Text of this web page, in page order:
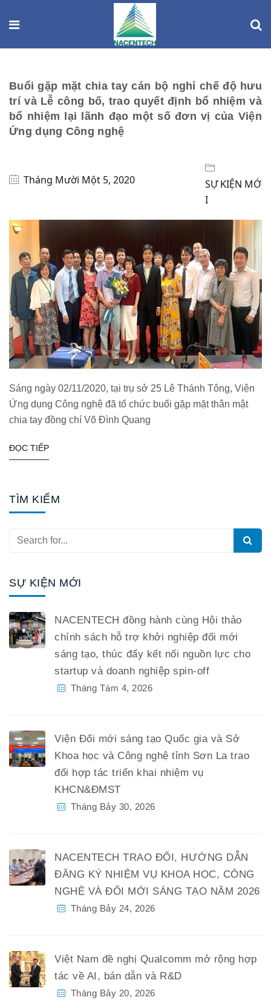
Buổi gặp mặt chia tay cán bộ nghỉ chế độ hưu
trí và Lễ công bố, trao quyết định bổ nhiệm và
bổ nhiệm lại lãnh đạo một số đơn vị của Viện
Ứng dụng Công nghệ
Tháng Mười Một 5, 2020
SỰ KIỆN MỚ
I
Sáng ngày 02/11/2020, tại trụ sở 25 Lê Thánh Tông, Viện
Ứng dụng Công nghệ đã tổ chức buổi gặp mặt thân mật
chia tay đồng chí Võ Đình Quang
ĐỌC TIẾP
TÌM KIẾM
SỰ KIỆN MỚI
NACENTECH đồng hành cùng Hội thảo
chính sách hỗ trợ khởi nghiệp đổi mới
sáng tạo, thúc đẩy kết nối nguồn lực cho
startup và doanh nghiệp spin-off
Tháng Tám 4, 2026
Viện Đổi mới sáng tạo Quốc gia và Sở
Khoa học và Công nghệ tỉnh Sơn La trao
đổi hợp tác triển khai nhiệm vụ
KHCN&ĐMST
Tháng Bảy 30, 2026
NACENTECH TRAO ĐỔI, HƯỚNG DẪN
ĐĂNG KÝ NHIỆM VỤ KHOA HỌC, CÔNG
NGHỆ VÀ ĐỔI MỚI SÁNG TẠO NĂM 2026
Tháng Bảy 24, 2026
Việt Nam đề nghị Qualcomm mở rộng hợp
tác về AI, bán dẫn và R&D
Tháng Bảy 20, 2026